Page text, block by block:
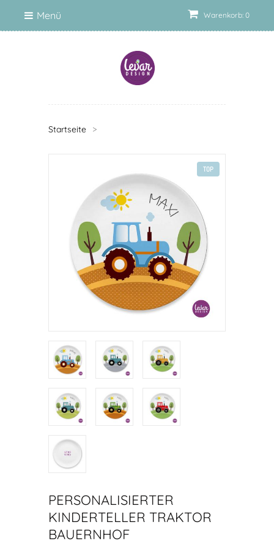
Warenkorb: 0
Menü
Startseite >
TOP
PERSONALISIERTER
KINDERTELLER TRAKTOR
BAUERNHOF